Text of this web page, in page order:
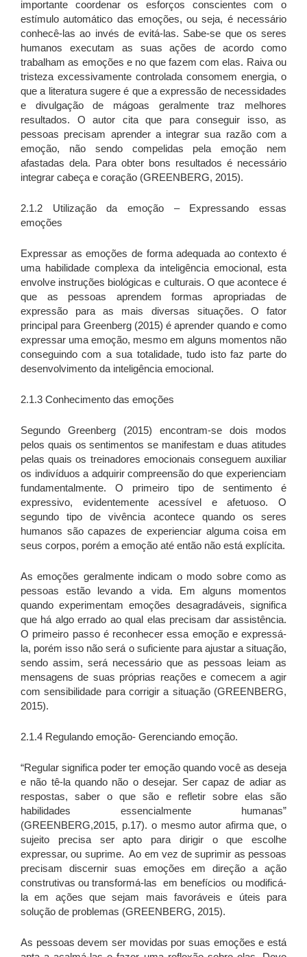
importante coordenar os esforços conscientes com o
estímulo automático das emoções, ou seja, é necessário
conhecê-las ao invés de evitá-las. Sabe-se que os seres
humanos executam as suas ações de acordo como
trabalham as emoções e no que fazem com elas. Raiva ou
tristeza excessivamente controlada consomem energia, o
que a literatura sugere é que a expressão de necessidades
e divulgação de mágoas geralmente traz melhores
resultados. O autor cita que para conseguir isso, as
pessoas precisam aprender a integrar sua razão com a
emoção, não sendo compelidas pela emoção nem
afastadas dela. Para obter bons resultados é necessário
integrar cabeça e coração (GREENBERG, 2015).
2.1.2 Utilização da emoção – Expressando essas
emoções
Expressar as emoções de forma adequada ao contexto é
uma habilidade complexa da inteligência emocional, esta
envolve instruções biológicas e culturais. O que acontece é
que as pessoas aprendem formas apropriadas de
expressão para as mais diversas situações. O fator
principal para Greenberg (2015) é aprender quando e como
expressar uma emoção, mesmo em alguns momentos não
conseguindo com a sua totalidade, tudo isto faz parte do
desenvolvimento da inteligência emocional.
2.1.3 Conhecimento das emoções
Segundo Greenberg (2015) encontram-se dois modos
pelos quais os sentimentos se manifestam e duas atitudes
pelas quais os treinadores emocionais conseguem auxiliar
os indivíduos a adquirir compreensão do que experienciam
fundamentalmente. O primeiro tipo de sentimento é
expressivo, evidentemente acessível e afetuoso. O
segundo tipo de vivência acontece quando os seres
humanos são capazes de experienciar alguma coisa em
seus corpos, porém a emoção até então não está explícita.
As emoções geralmente indicam o modo sobre como as
pessoas estão levando a vida. Em alguns momentos
quando experimentam emoções desagradáveis, significa
que há algo errado ao qual elas precisam dar assistência.
O primeiro passo é reconhecer essa emoção e expressá-
la, porém isso não será o suficiente para ajustar a situação,
sendo assim, será necessário que as pessoas leiam as
mensagens de suas próprias reações e comecem a agir
com sensibilidade para corrigir a situação (GREENBERG,
2015).
2.1.4 Regulando emoção- Gerenciando emoção.
“Regular significa poder ter emoção quando você as deseja
e não tê-la quando não o desejar. Ser capaz de adiar as
respostas, saber o que são e refletir sobre elas são
habilidades essencialmente humanas”
(GREENBERG,2015, p.17). o mesmo autor afirma que, o
sujeito precisa ser apto para dirigir o que escolhe
expressar, ou suprime. Ao em vez de suprimir as pessoas
precisam discernir suas emoções em direção a ação
construtivas ou transformá-las em benefícios ou modificá-
la em ações que sejam mais favoráveis e úteis para
solução de problemas (GREENBERG, 2015).
As pessoas devem ser movidas por suas emoções e está